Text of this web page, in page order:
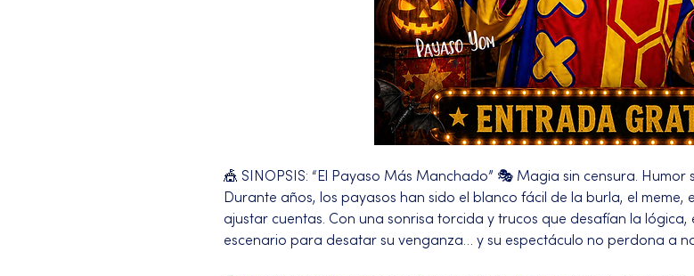
🎪 SINOPSIS: “El Payaso Más Manchado” 🎭 Magia sin censura.
Durante años, los payasos han sido el blanco fácil de la burla, el meme,
ajustar cuentas. Con una sonrisa torcida y trucos que desafían la
escenario para desatar su venganza… y su espectáculo no perdona a